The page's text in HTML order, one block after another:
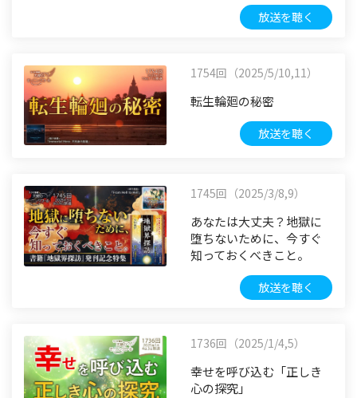
放送を聴く
1754回（2025/5/10,11）
転生輪廻の秘密
放送を聴く
1745回（2025/3/8,9）
あなたは大丈夫？地獄に
堕ちないために、今すぐ
知っておくべきこと。
放送を聴く
1736回（2025/1/4,5）
幸せを呼び込む「正しき
心の探究」